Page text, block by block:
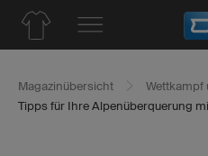
Magazinübersicht
Wettkampf
Tipps für Ihre Alpenüberquerung